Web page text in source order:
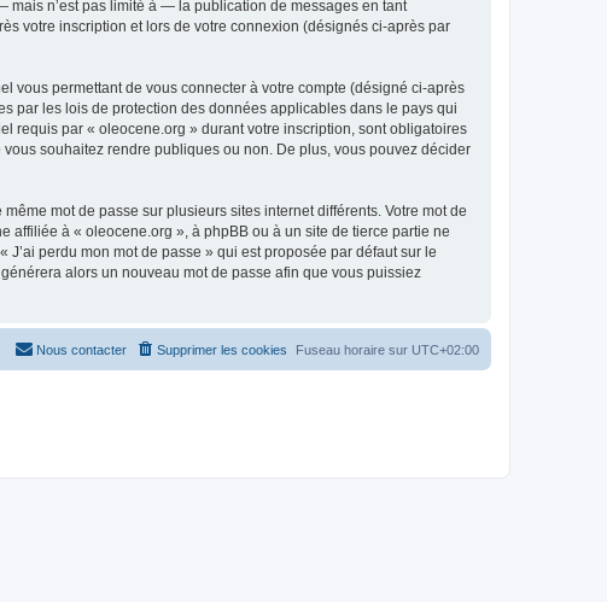
n’est pas limité à — la publication de messages en tant
votre inscription et lors de votre connexion (désignés ci-après par
vous permettant de vous connecter à votre compte (désigné ci-après
par les lois de protection des données applicables dans le pays qui
requis par « oleocene.org » durant votre inscription, sont obligatoires
souhaitez rendre publiques ou non. De plus, vous pouvez décider
mot de passe sur plusieurs sites internet différents. Votre mot de
affiliée à « oleocene.org », à phpBB ou à un site de tierce partie ne
perdu mon mot de passe » qui est proposée par défaut sur le
alors un nouveau mot de passe afin que vous puissiez
Fuseau horaire sur UTC+02:00
Supprimer les cookies
Nous contacter